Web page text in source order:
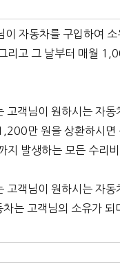
자동차를 구입하여
리고 그 날부터 매월
객님이 원하시는 자동
만 원을 상환하시면
지 발생하는 모든 수리
고객님이 원하시는 자
차는 고객님의 소유가